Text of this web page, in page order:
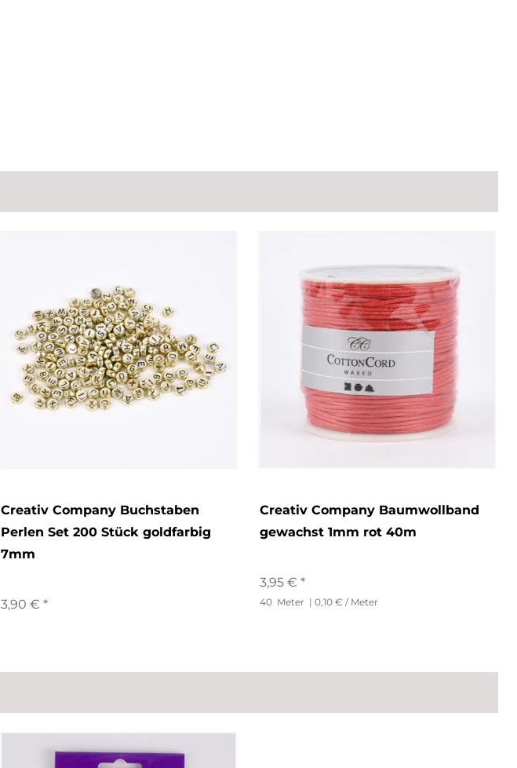
Creativ Company Buchstaben
Perlen Set 200 Stück goldfarbig
7mm
3,90 € *
Creativ Company Baumwollband
gewachst 1mm rot 40m
3,95 € *
40 Meter | 0,10 € / Meter